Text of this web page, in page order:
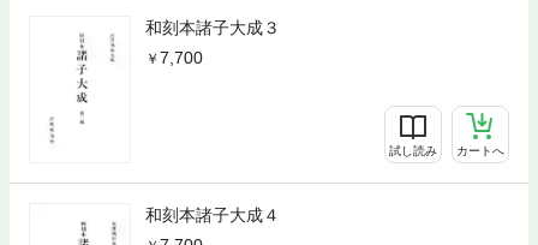
和刻本諸子大成３
7,700
試し読み カートへ
和刻本諸子大成４